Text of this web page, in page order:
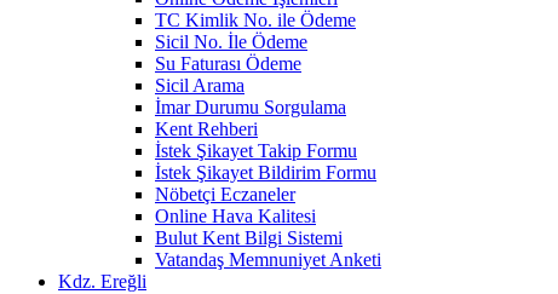
TC Kimlik No. ile Ödeme
Sicil No. İle Ödeme
Su Faturası Ödeme
Sicil Arama
İmar Durumu Sorgulama
Kent Rehberi
İstek Şikayet Takip Formu
İstek Şikayet Bildirim Formu
Nöbetçi Eczaneler
Online Hava Kalitesi
Bulut Kent Bilgi Sistemi
Vatandaş Memnuniyet Anketi
Kdz. Ereğli